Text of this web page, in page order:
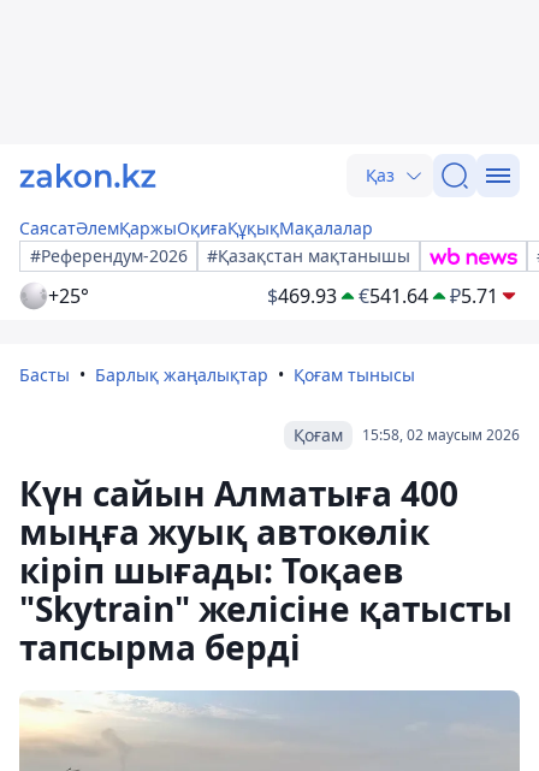
Қаз
СаясатӘлемҚаржыОқиғаҚұқықМақалалар
#Референдум-2026
#Қазақстан мақтанышы
+25° $469.93 €541.64 ₽5.71
Басты Барлық жаңалықтар Қоғам тынысы
15:58, 02 маусым 2026
Қоғам
Күн сайын Алматыға 400
мыңға жуық автокөлік
кіріп шығады: Тоқаев
"Skytrain" желісіне қатысты
тапсырма берді